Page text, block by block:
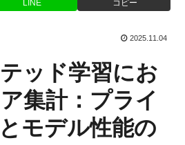
LINE コピー
2025.11.04
ッド学習にお
集計：プライ
モデル性能の